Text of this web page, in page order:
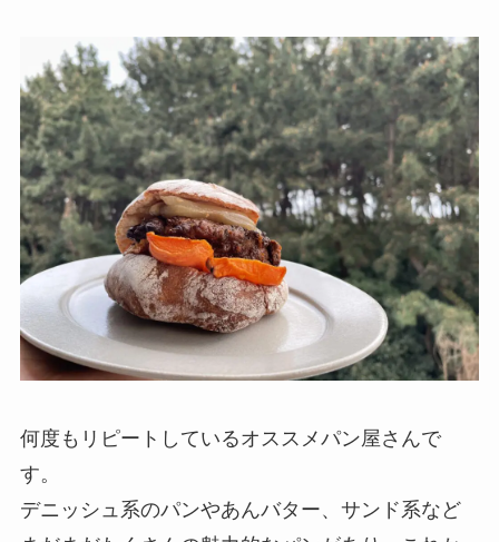
何度もリピートしているオススメパン屋さんで
す。
デニッシュ系のパンやあんバター、サンド系など